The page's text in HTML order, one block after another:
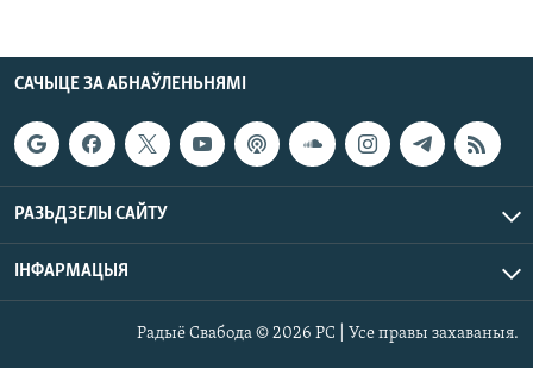
САЧЫЦЕ ЗА АБНАЎЛЕНЬНЯМІ
РАЗЬДЗЕЛЫ САЙТУ
ІНФАРМАЦЫЯ
Радыё Свабода © 2026 РС | Усе правы захаваныя.